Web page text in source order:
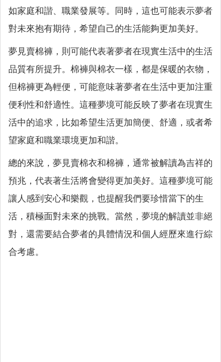
如家庭和諧、職業發展等。同時，這也可能表示夢者
對未來抱有期待，希望自己的生活能夠更加美好。
夢見賣棉褲，則可能代表著夢者在現實生活中的生活
品質有所提升。棉褲與棉衣一樣，都是保暖的衣物，
但棉褲更為輕便，可能意味著夢者在生活中更加注重
便利性和舒適性。這種夢境可能反映了夢者在現實生
活中的追求，比如希望生活更加簡便、舒適，或者希
望家庭和職業環境更加和諧。
總的來說，夢見賣棉衣和棉褲，通常被解讀為吉祥的
預兆，代表著生活將會變得更加美好。這種夢境可能
讓人感到安心和樂觀，也提醒我們要珍惜當下的生
活，積極面對未來的挑戰。當然，夢境的解讀並非絕
對，還需要結合夢者的具體情況和個人經歷來進行綜
合考慮。